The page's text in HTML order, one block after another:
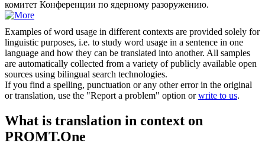
комитет Конференции по ядерному разоружению.
Examples of word usage in different contexts are provided solely for
linguistic purposes, i.e. to study word usage in a sentence in one
language and how they can be translated into another. All samples
are automatically collected from a variety of publicly available open
sources using bilingual search technologies.
If you find a spelling, punctuation or any other error in the original
or translation, use the "Report a problem" option orwrite to us.
What is translation in context on
PROMT.One